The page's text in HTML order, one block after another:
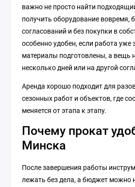
важно не просто найти
получить оборудование вовремя,
согласований и без покупки в
особенно удобен, если работа уже
материалы подготовлены, а вещь
несколько дней или на другой
Аренда хорошо подходит для
сезонных работ и объектов, где
меняется от этапа к этапу.
Почему прокат
Минска
После завершения работы
лежать без дела, а бюджет можно